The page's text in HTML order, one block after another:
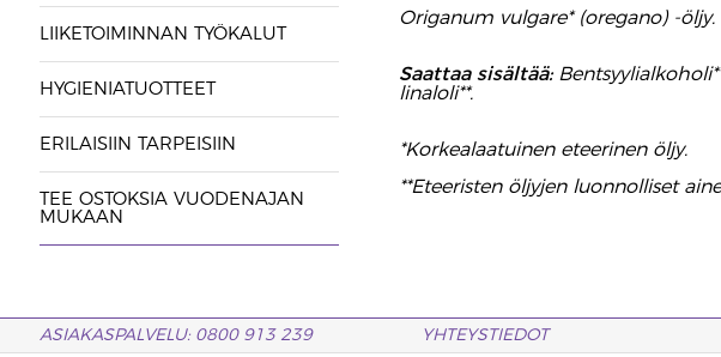
LIIKETOIMINNAN TYÖKALUT
HYGIENIATUOTTEET
ERILAISIIN TARPEISIIN
TEE OSTOKSIA VUODENAJAN
MUKAAN
Origanum vulgare* (oregano) -öljy.
Saattaa sisältää:
linaloli**.
*Korkealaatuinen eteerinen öljy.
**Eteeristen öljyjen luonnolliset
ASIAKASPALVELU: 0800 913 239 YHTEYSTIEDOT